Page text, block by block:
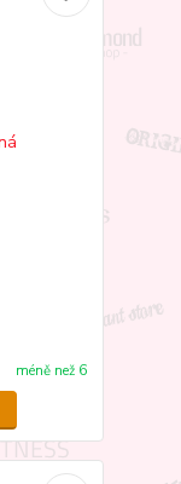
méně než 6